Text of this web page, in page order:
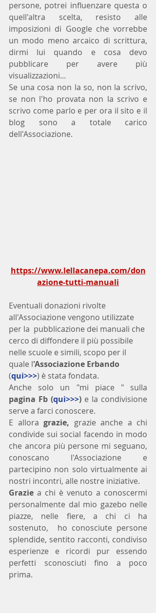
persone, potrei influenzare questa o
quell'altra scelta, resisto alle
imposizioni di Google che vorrebbe
un modo meno arcaico di scrittura,
dirmi lui quando e cosa devo
pubblicare per avere più
visualizzazioni...
Se una cosa non la so, non la scrivo,
se non l'ho provata non la scrivo e
scrivo come parlo e per ora il sito e il
blog sono a totale carico
dell'Associazione.
https://www.lellacanepa.com/don
azione-tutti-manuali
Eventuali donazioni rivolte
all'Associazione vengono utilizzate
per la  pubblicazione dei manuali che
cerco di diffondere il più possibile
nelle scuole e simili, scopo per il
quale l'Associazione Erbando
(qui>>>) è stata fondata.
pagina Fb (qui>>>) e la condivisione
serve a farci conoscere.
E allora grazie, grazie anche a chi
condivide sui social facendo in modo
che ancora più persone mi seguano,
conoscano l'Associazione e
partecipino non solo virtualmente ai
nostri incontri, alle nostre iniziative.
Grazie a chi è venuto a conoscermi
personalmente dal mio gazebo nelle
piazze, nelle fiere, a chi ci ha
sostenuto,  ho conosciute persone
splendide, sentito racconti, condiviso
esperienze e ricordi pur essendo
perfetti sconosciuti fino a poco
prima.